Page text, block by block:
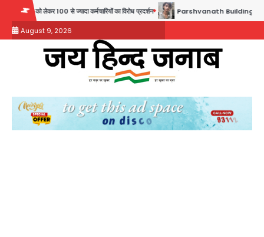
content
कर्मचारियों का विरोध प्रदर्शन Parshvanath Building Shooting: सिक्योरिटी गार्ड की
August 9, 2026